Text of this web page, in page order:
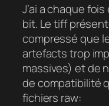
J’ai a chaque
bit. Le tiff
compressé que
artefacts trop
massives) et de
de compatibilité
fichiers raw: